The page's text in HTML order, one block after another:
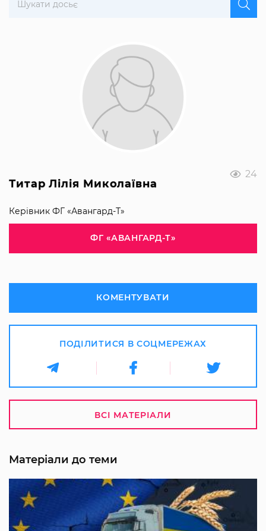
24
Титар Лілія Миколаївна
Керівник ФГ «Авангард-Т»
ФГ «АВАНГАРД-Т»
КОМЕНТУВАТИ
ПОДІЛИТИСЯ В СОЦМЕРЕЖАХ
ВСІ МАТЕРІАЛИ
Матеріали до теми